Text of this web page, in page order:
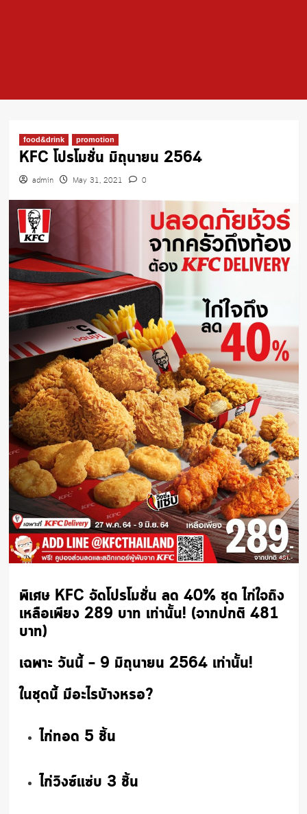
food&drink promotion
KFC โปรโมชั่น มิถุนายน 2564
admin May 31, 2021 0
พิเศษ KFC จัดโปรโมชั่น ลด 40% ชุด ไก่ใจถึง
เหลือเพียง 289 บาท เท่านั้น! (จากปกติ 481
บาท)
เฉพาะ วันนี้ – 9 มิถุนายน 2564 เท่านั้น!
ในชุดนี้ มีอะไรบ้างหรอ?
ไก่ทอด 5 ชิ้น
ไก่วิงซ์แซ่บ 3 ชิ้น